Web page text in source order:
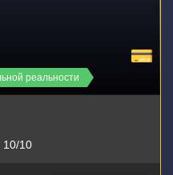
реальности
10/10